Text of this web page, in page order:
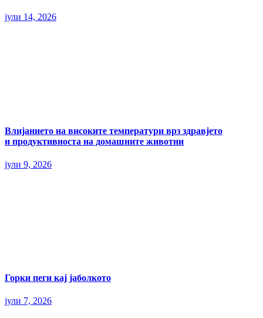
јули 14, 2026
Влијанието на високите температури врз здравјето
и продуктивноста на домашните животни
јули 9, 2026
Горки пеги кај јаболкото
јули 7, 2026